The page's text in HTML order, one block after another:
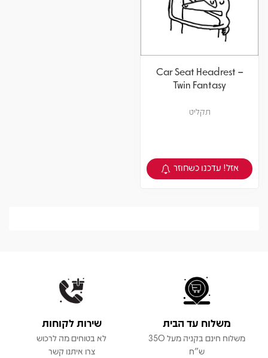
Car Seat Headrest –
Twin Fantasy
תקליט
צפיה במוצר
אזל! עדכנו כשחוזר
משלוח עד הבית
משלוח חינם בקניה מעל 350
ש"ח
שירות לקוחות
לא בטוחים מה לרכוש
צרו איתנו קשר